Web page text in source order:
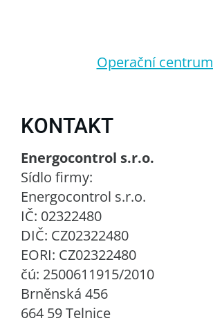
Operační centrum
KONTAKT
Energocontrol s.r.o.
Sídlo firmy:
Energocontrol s.r.o.
IČ: 02322480
DIČ: CZ02322480
EORI: CZ02322480
čú: 2500611915/2010
Brněnská 456
664 59 Telnice